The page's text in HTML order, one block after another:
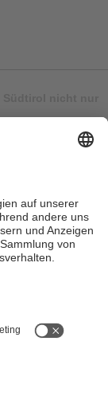
Gewähr für
beim
Cookie-